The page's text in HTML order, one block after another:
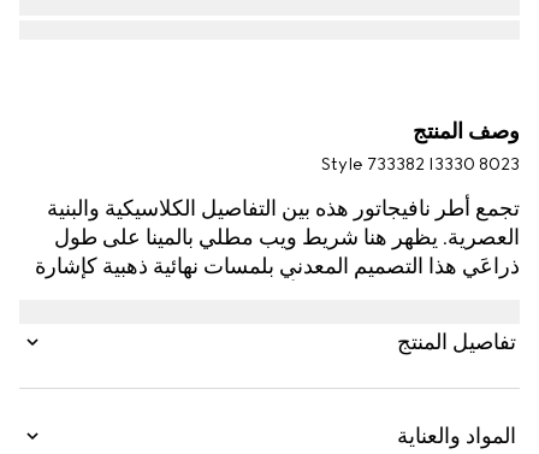
وصف المنتج
Style ‎733382 I3330 8023
تجمع أطر نافيجاتور هذه بين التفاصيل الكلاسيكية والبنية
العصرية. يظهر هنا شريط ويب مطلي بالمينا على طول
ذراعَي هذا التصميم المعدني بلمسات نهائية ذهبية كإشارة
تفاصيل المنتج
المواد والعناية